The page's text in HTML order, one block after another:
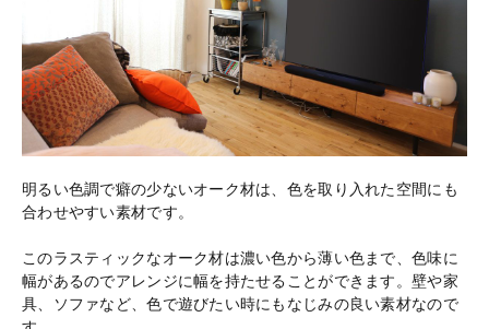
明るい色調で癖の少ないオーク材は、色を取り入れた空間にも
合わせやすい素材です。
このラスティックなオーク材は濃い色から薄い色まで、色味に
幅があるのでアレンジに幅を持たせることができます。壁や家
具、ソファなど、色で遊びたい時にもなじみの良い素材なので